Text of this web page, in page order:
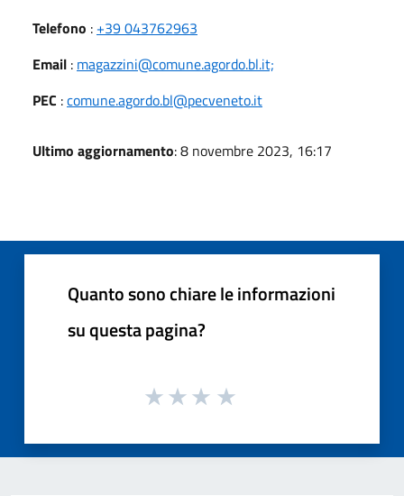
Telefono : +39 043762963
Email : magazzini@comune.agordo.bl.it;
PEC :comune.agordo.bl@pecveneto.it
Ultimo aggiornamento: 8 novembre 2023, 16:17
Quanto sono chiare le informazioni
su questa pagina?